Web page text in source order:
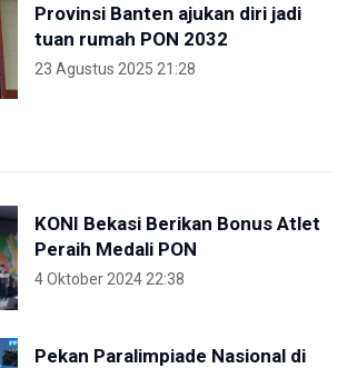
Provinsi Banten ajukan diri jadi
tuan rumah PON 2032
23 Agustus 2025 21:28
KONI Bekasi Berikan Bonus Atlet
Peraih Medali PON
4 Oktober 2024 22:38
Pekan Paralimpiade Nasional di